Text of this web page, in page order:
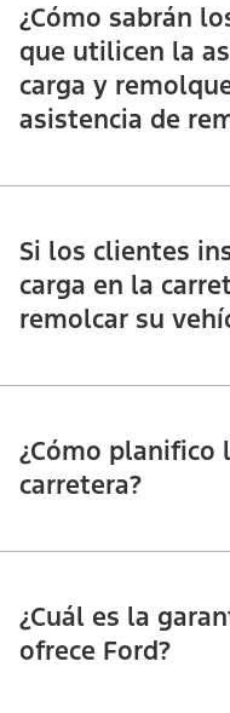
¿Cómo sabrán
que utilicen la
carga y
asistencia de
Si los clientes
carga en la
remolcar su
¿Cómo planifico
carretera?
¿Cuál es la
ofrece Ford?